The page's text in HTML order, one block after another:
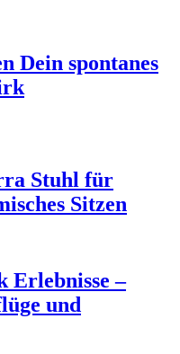
Dein spontanes
Stuhl für
Sitzen
Erlebnisse –
und